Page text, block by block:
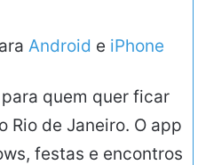
Android e iPhone
para quem quer ficar
Rio de Janeiro. O app
festas e encontros